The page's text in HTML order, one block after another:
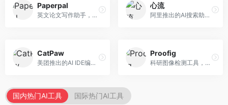
Paperpal
英文论文写作助手，专注于学术英语润色。面向需要发表国际期刊的研究者，提供语法检查、学术表达优化、格式规范等服务，英语表达地道专业。
心流
阿里推出的AI搜索助手，专注于智能信息获取。面向普通用户，提供智能搜索、内容整理、知识问答等服务，与阿里生态深度整合。
CatPaw
美团推出的AI IDE编程工具，专注于本地开发生态。面向开发者，提供智能代码补全、代码生成、项目管理等服务，本地开发体验好。
Proofig
科研图像检测工具，专注于学术图像完整性验证。面向科研人员，提供图像检测、重复分析、报告生成等服务，学术检测专业。
国内热门AI工具 国际热门AI工具